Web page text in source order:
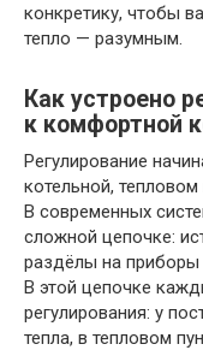
конкретику, чтобы
тепло — разумным.
Как устроено
к комфортной
Регулирование
котельной,
В современных
сложной цепочке:
раздёлы на приборы
В этой цепочке
регулирования: у
тепла, в тепловом